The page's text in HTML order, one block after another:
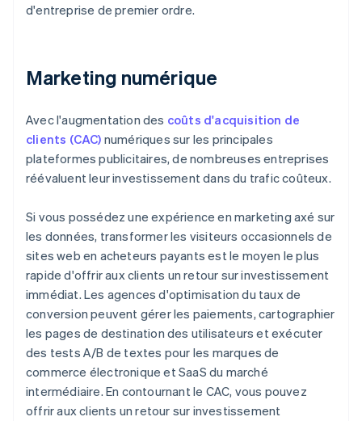
d'entreprise de premier ordre.
Marketing numérique
Avec l'augmentation des coûts d'acquisition de
clients (CAC) numériques sur les principales
plateformes publicitaires, de nombreuses entreprises
réévaluent leur investissement dans du trafic coûteux.
Si vous possédez une expérience en marketing axé sur
les données, transformer les visiteurs occasionnels de
sites web en acheteurs payants est le moyen le plus
rapide d'offrir aux clients un retour sur investissement
immédiat. Les agences d'optimisation du taux de
conversion peuvent gérer les paiements, cartographier
les pages de destination des utilisateurs et exécuter
des tests A/B de textes pour les marques de
commerce électronique et SaaS du marché
intermédiaire. En contournant le CAC, vous pouvez
offrir aux clients un retour sur investissement